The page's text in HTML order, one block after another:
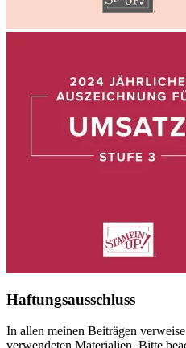
Haftungsausschluss
In allen meinen Beiträgen
verwendeten Materialien. Bitte